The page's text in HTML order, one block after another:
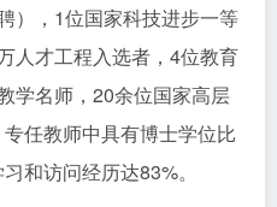
），1位国家科技进步一等
人才工程入选者，4位教育
学名师，20余位国家高层
任教师中具有博士学位比
和访问经历达83%。